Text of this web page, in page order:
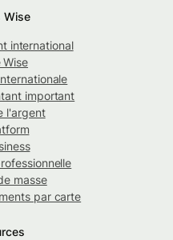
Wise
international
Wise
important
l'argent
masse
par carte